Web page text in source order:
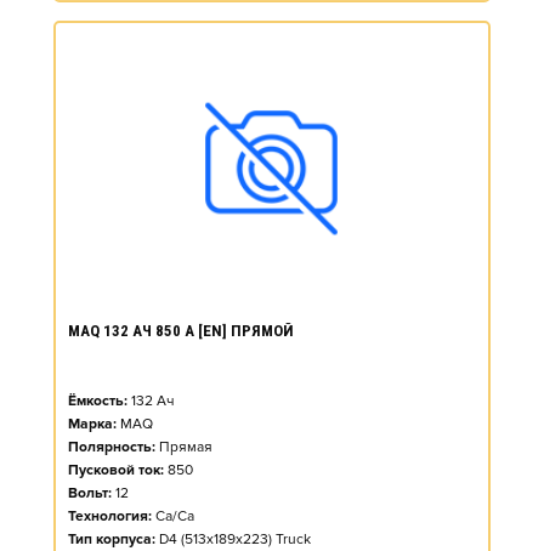
MAQ 132 АЧ 850 А [EN] ПРЯМОЙ
Ёмкость: 132 Ач
Марка: MAQ
Полярность: Прямая
Пусковой ток: 850
Вольт: 12
Технология: Ca/Ca
Тип корпуса: D4 (513x189x223) Truck